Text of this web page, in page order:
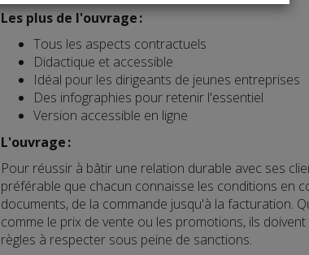
Les plus de l'ouvrage :
Tous les aspects contractuels
Didactique et accessible
Idéal pour les dirigeants de jeunes entreprises
Des infographies pour retenir l'essentiel
Version accessible en ligne
L'ouvrage :
Pour réussir à bâtir une relation durable avec ses
préférable que chacun connaisse les conditions en
documents, de la commande jusqu'à la facturation.
comme le prix de vente ou les promotions, ils
règles à respecter sous peine de sanctions.